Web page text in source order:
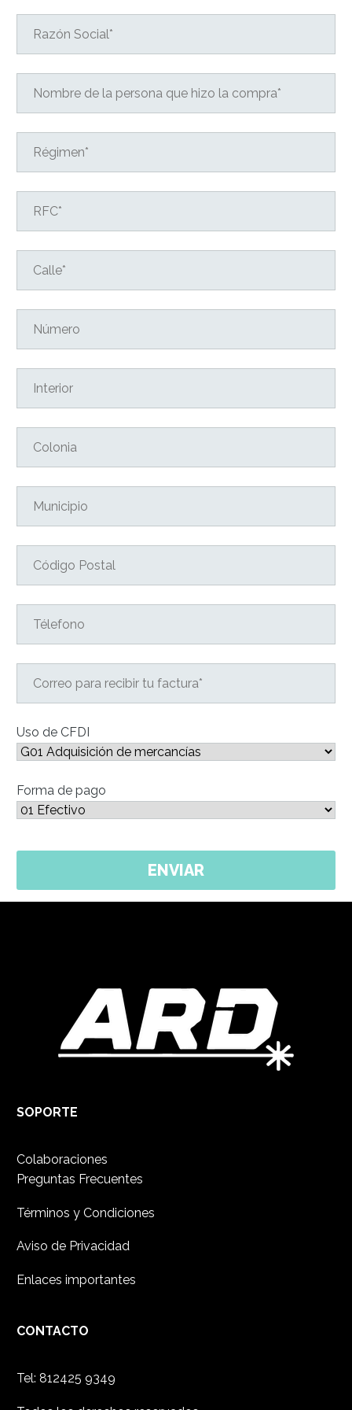
Uso de CFDI
Forma de pago
SOPORTE
Colaboraciones
Preguntas Frecuentes
Términos y Condiciones
Aviso de Privacidad
Enlaces importantes
CONTACTO
Tel: 812425 9349